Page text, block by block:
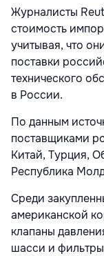
Журналисты
стоимость
учитывая, что
поставки
технического
в России.
По данным
поставщиками
Китай, Турция,
Республика
Среди
американской
клапаны
шасси и